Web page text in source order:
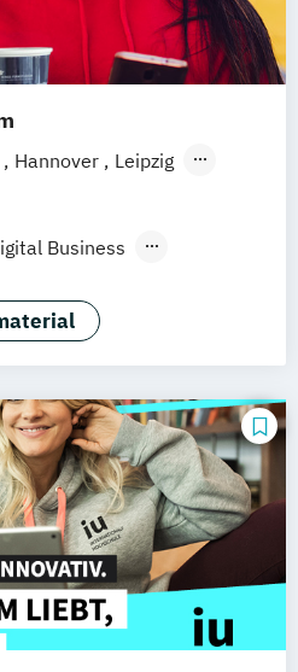
Hannover
Leipzig
Business
& Consulting